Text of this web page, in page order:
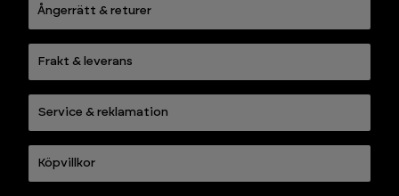
Ångerrätt & returer
Frakt & leverans
Service & reklamation
Köpvillkor